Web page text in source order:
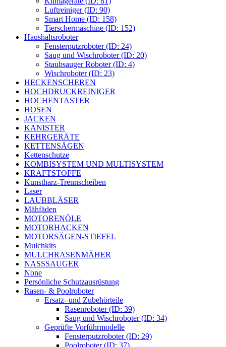
Luftreiniger (ID: 90)
Smart Home (ID: 158)
Tierschermaschine (ID: 152)
Haushaltsroboter
Fensterputzroboter (ID: 24)
Saug und Wischroboter (ID: 20)
Staubsauger Roboter (ID: 4)
Wischroboter (ID: 23)
HECKENSCHEREN
HOCHDRUCKREINIGER
HOCHENTASTER
HOSEN
JACKEN
KANISTER
KEHRGERÄTE
KETTENSÄGEN
Kettenschutze
KOMBISYSTEM UND MULTISYSTEM
KRAFTSTOFFE
Kunstharz-Trennscheiben
Laser
LAUBBLÄSER
Mähfäden
MOTORENÖLE
MOTORHACKEN
MOTORSÄGEN-STIEFEL
Mulchkits
MULCHRASENMÄHER
NASSSAUGER
None
Persönliche Schutzausrüstung
Rasen- & Poolroboter
Ersatz- und Zubehörteile
Rasenroboter (ID: 39)
Saug und Wischroboter (ID: 34)
Geprüfte Vorführmodelle
Fensterputzroboter (ID: 29)
Poolroboter (ID: 37)